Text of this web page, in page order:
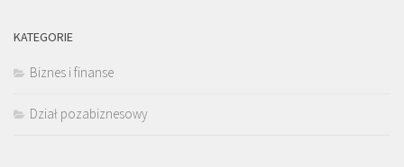
KATEGORIE
Biznes i finanse
Dział pozabiznesowy